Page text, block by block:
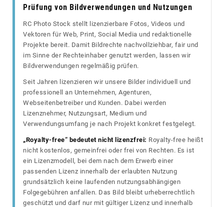
Prüfung von Bildverwendungen und Nutzungen
RC Photo Stock stellt lizenzierbare Fotos, Videos und
Vektoren für Web, Print, Social Media und redaktionelle
Projekte bereit. Damit Bildrechte nachvollziehbar, fair und
im Sinne der Rechteinhaber genutzt werden, lassen wir
Bildverwendungen regelmäßig prüfen.
Seit Jahren lizenzieren wir unsere Bilder individuell und
professionell an Unternehmen, Agenturen,
Webseitenbetreiber und Kunden. Dabei werden
Lizenznehmer, Nutzungsart, Medium und
Verwendungsumfang je nach Projekt konkret festgelegt.
„Royalty-free“ bedeutet nicht lizenzfrei: Royalty-free heißt
nicht kostenlos, gemeinfrei oder frei von Rechten. Es ist
ein Lizenzmodell, bei dem nach dem Erwerb einer
passenden Lizenz innerhalb der erlaubten Nutzung
grundsätzlich keine laufenden nutzungsabhängigen
Folgegebühren anfallen. Das Bild bleibt urheberrechtlich
geschützt und darf nur mit gültiger Lizenz und innerhalb